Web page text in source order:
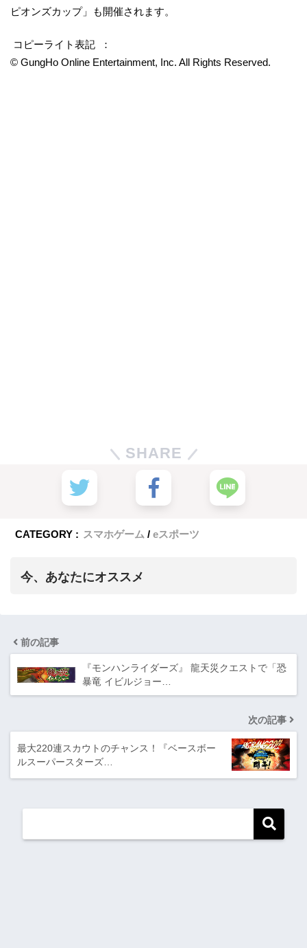
ピオンズカップ」も開催されます。
コピーライト表記 ：
© GungHo Online Entertainment, Inc. All Rights Reserved.
SHARE
CATEGORY : スマホゲーム eスポーツ
今、あなたにオススメ
前の記事
『モンハンライダーズ』 龍天災クエストで「恐
暴竜 イビルジョー…
次の記事
最大220連スカウトのチャンス！『ベースボー
ルスーパースターズ…